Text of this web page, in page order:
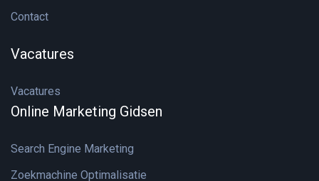
Contact
Vacatures
Vacatures
Online Marketing Gidsen
Search Engine Marketing
Zoekmachine Optimalisatie